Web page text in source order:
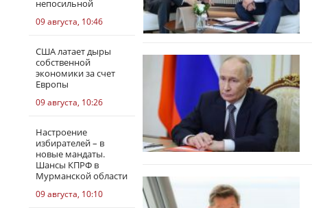
непосильной
09 августа, 10:46
США латает дыры
собственной
экономики за счет
Европы
09 августа, 10:26
Настроение
избирателей – в
новые мандаты.
Шансы КПРФ в
Мурманской области
09 августа, 10:10